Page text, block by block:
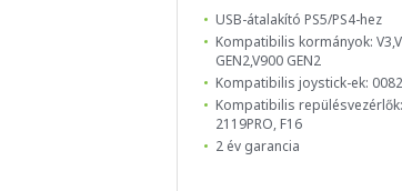
USB-átalakító PS5/PS4-hez
Kompatibilis kormányok:
GEN2,V900 GEN2
Kompatibilis joystick-ek:
Kompatibilis
2119PRO, F16
2 év garancia